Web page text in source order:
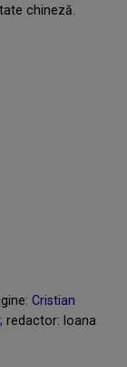
chineză.
Cristian
; redactor: Ioana